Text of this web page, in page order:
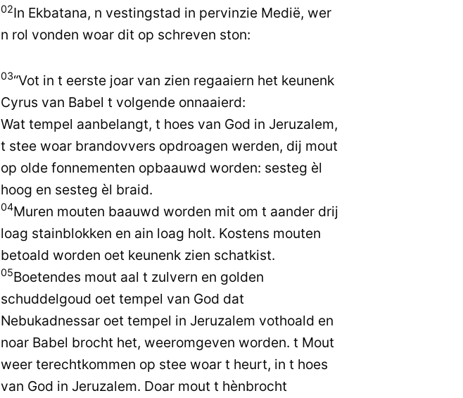
02In Ekbatana, n vestingstad in pervinzie Medië, wer
n rol vonden woar dit op schreven ston:
03“Vot in t eerste joar van zien regaaiern het keunenk
Cyrus van Babel t volgende onnaaierd:
Wat tempel aanbelangt, t hoes van God in Jeruzalem,
t stee woar brandovvers opdroagen werden, dij mout
op olde fonnementen opbaauwd worden: sesteg èl
hoog en sesteg èl braid.
04Muren mouten baauwd worden mit om t aander drij
loag stainblokken en ain loag holt. Kostens mouten
betoald worden oet keunenk zien schatkist.
05Boetendes mout aal t zulvern en golden
schuddelgoud oet tempel van God dat
Nebukadnessar oet tempel in Jeruzalem vothoald en
noar Babel brocht het, weeromgeven worden. t Mout
weer terechtkommen op stee woar t heurt, in t hoes
van God in Jeruzalem. Doar mout t hènbrocht